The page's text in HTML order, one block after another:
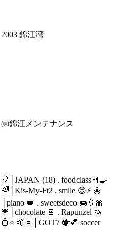
2003 錦江湾
㈱錦江メンテナンス
🎈│JAPAN (18) . foodclass🍴🍳
🌈│Kis-My-Ft2 . smile 😊⚡️ 🌼
│piano 👑 . sweetsdeco 🍩🍦🎀
💗│chocolate 🍫 . Rapunzel 🦄
💍⭐ 🤙🏻│GOT7 🐝💕 soccer